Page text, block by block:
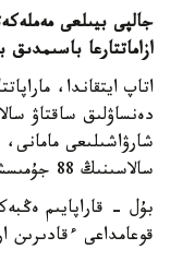
جالپى بيىلعى
ازاماتتارعا باسىمدىق
سالاسىنىڭ 88 جۇمىسشىسى بار.
بۇل - قاراپايىم
قوعامداعى ءقادىرىن